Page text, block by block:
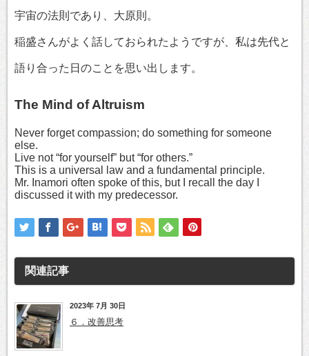
宇宙の法則であり、大原則。
稲盛さんがよく話しておられたようですが、私は先代と
語り合った日のことを思い出します。
The Mind of Altruism
Never forget compassion; do something for someone
else.
Live not “for yourself” but “for others.”
This is a universal law and a fundamental principle.
Mr. Inamori often spoke of this, but I recall the day I
discussed it with my predecessor.
関連記事
2023年 7月 30日
６．改善思考